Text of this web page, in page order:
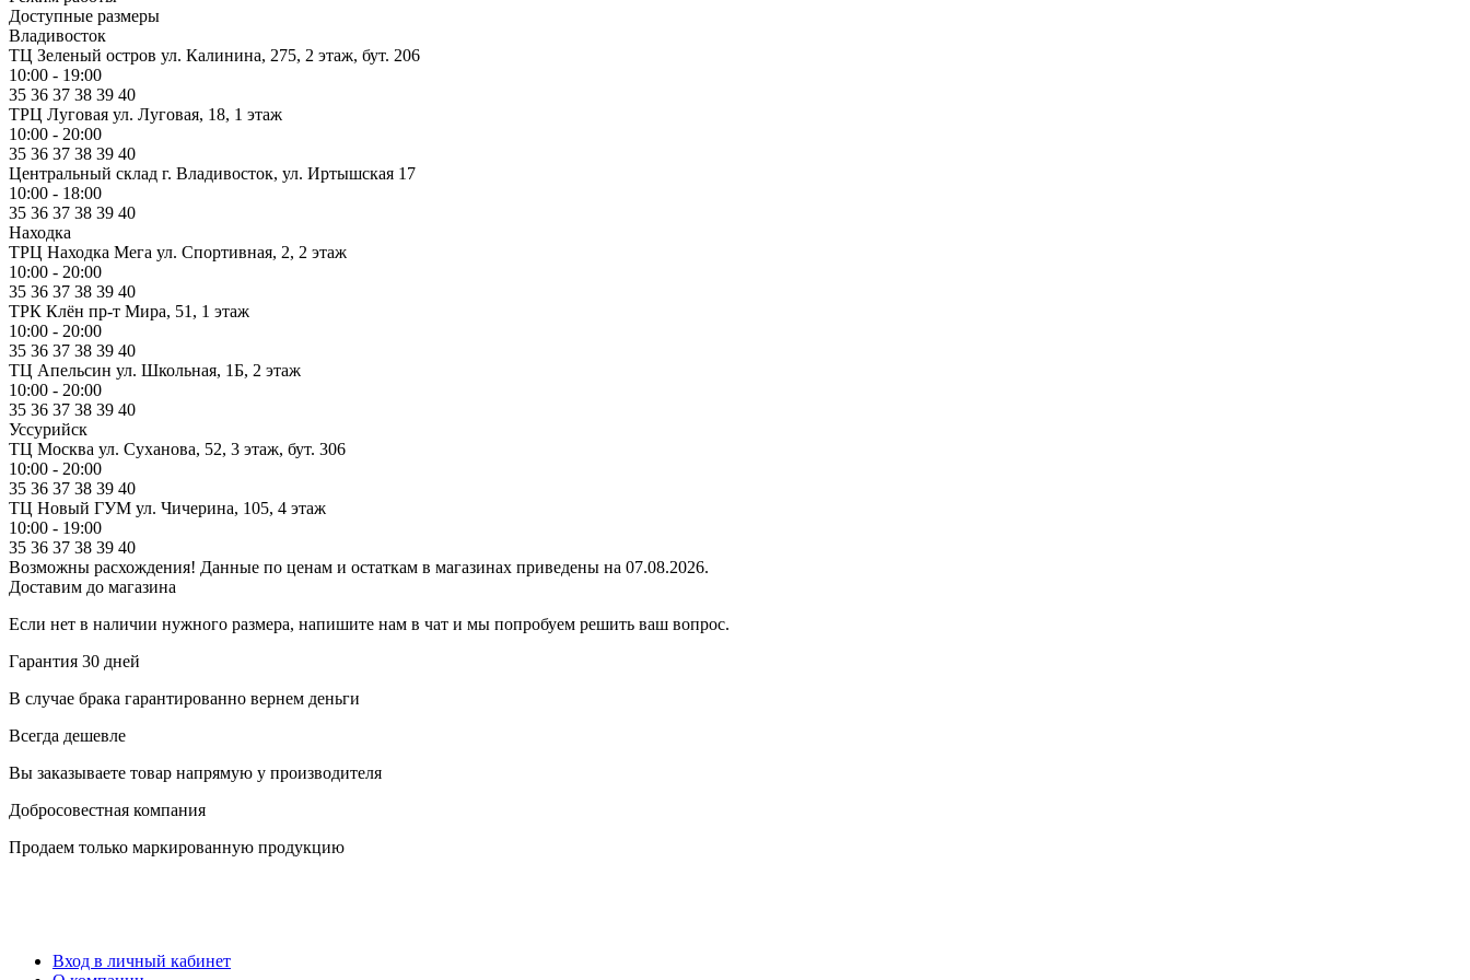
Доступные размеры
Владивосток
ТЦ Зеленый остров ул. Калинина, 275, 2 этаж, бут. 206
10:00 - 19:00
35 36 37 38 39 40
ТРЦ Луговая ул. Луговая, 18, 1 этаж
10:00 - 20:00
35 36 37 38 39 40
Центральный склад г. Владивосток, ул. Иртышская 17
10:00 - 18:00
35 36 37 38 39 40
Находка
ТРЦ Находка Мега ул. Спортивная, 2, 2 этаж
10:00 - 20:00
35 36 37 38 39 40
ТРК Клён пр-т Мира, 51, 1 этаж
10:00 - 20:00
35 36 37 38 39 40
ТЦ Апельсин ул. Школьная, 1Б, 2 этаж
10:00 - 20:00
35 36 37 38 39 40
Уссурийск
ТЦ Москва ул. Суханова, 52, 3 этаж, бут. 306
10:00 - 20:00
35 36 37 38 39 40
ТЦ Новый ГУМ ул. Чичерина, 105, 4 этаж
10:00 - 19:00
35 36 37 38 39 40
Возможны расхождения! Данные по ценам и остаткам в магазинах приведены на 07.08.2026.
Доставим до магазина
Если нет в наличии нужного размера, напишите нам в чат и мы попробуем решить ваш вопрос.
Гарантия 30 дней
В случае брака гарантированно вернем деньги
Всегда дешевле
Вы заказываете товар напрямую у производителя
Добросовестная компания
Продаем только маркированную продукцию
Вход в личный кабинет